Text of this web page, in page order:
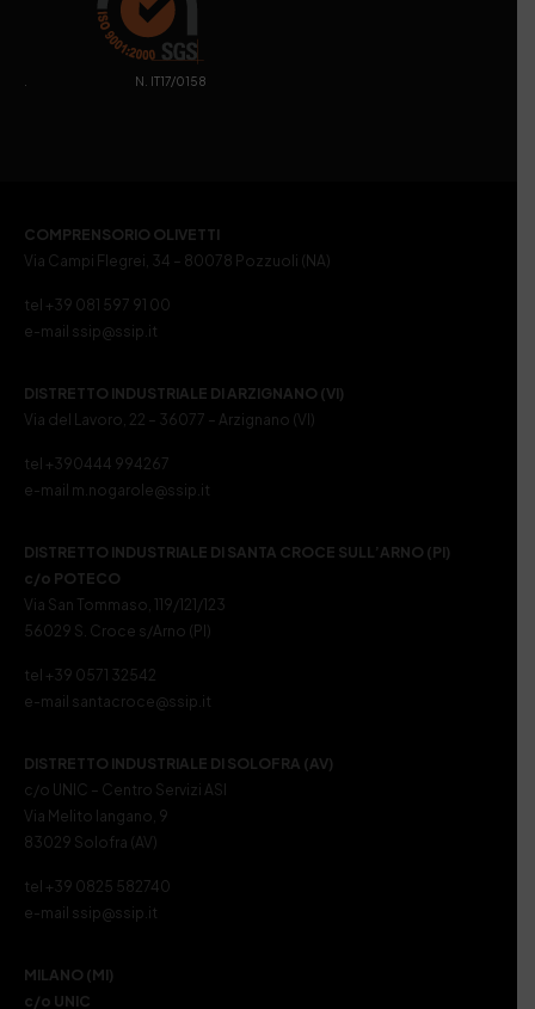
. N. IT17/0158
COMPRENSORIO OLIVETTI
Via Campi Flegrei, 34 – 80078 Pozzuoli (NA)
tel +39 081 597 91 00
e-mail ssip@ssip.it
DISTRETTO INDUSTRIALE DI ARZIGNANO (VI)
Via del Lavoro, 22 – 36077 – Arzignano (VI)
tel +390444 994267
e-mail m.nogarole@ssip.it
DISTRETTO INDUSTRIALE DI SANTA CROCE SULL’ARNO (PI)
c/o POTECO
Via San Tommaso, 119/121/123
56029 S. Croce s/Arno (PI)
tel +39 0571 32542
e-mail santacroce@ssip.it
DISTRETTO INDUSTRIALE DI SOLOFRA (AV)
c/o UNIC – Centro Servizi ASI
Via Melito Iangano, 9
83029 Solofra (AV)
tel +39 0825 582740
e-mail ssip@ssip.it
MILANO (MI)
c/o UNIC